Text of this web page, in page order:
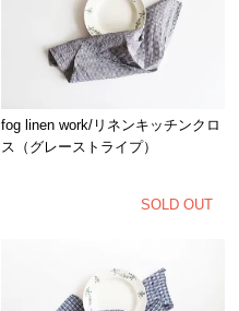
fog linen work/リネンキッチンクロ
ス（グレーストライプ）
SOLD OUT